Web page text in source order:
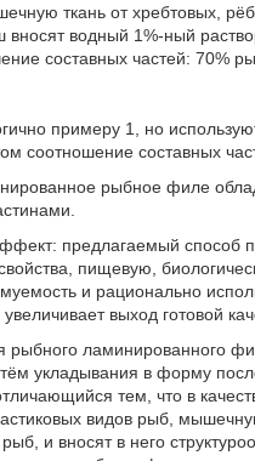
ткань от хребтовых,
водный 1%-ный
составных частей: 70%
примеру 1, но
соотношение составных
рыбное филе
предлагаемый способ
пищевую,
и рационально
выход готовой
рыбного ламинированного
укладывания в форму
тем, что в
видов рыб,
и вносят в него